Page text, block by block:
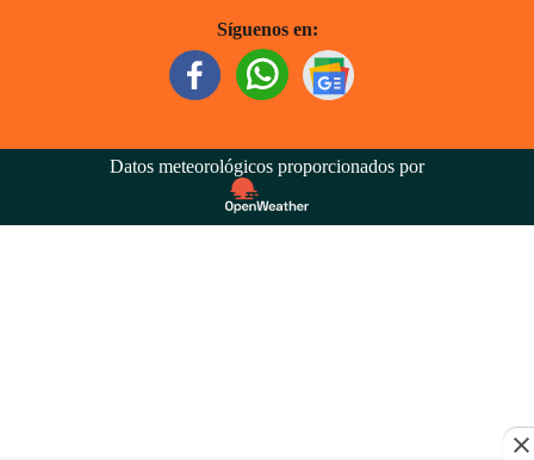
Síguenos en:
Datos meteorológicos proporcionados por